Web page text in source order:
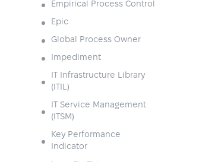
Empirical Process Control
Epic
Global Process Owner
Impediment
IT Infrastructure Library
(ITIL)
IT Service Management
(ITSM)
Key Performance
Indicator